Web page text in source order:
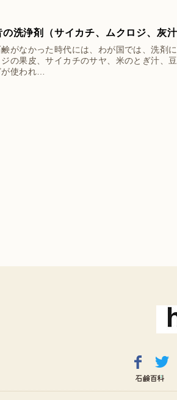
の洗浄剤（サイカチ、ムクロジ、灰
がなかった時代には、わが国では、洗剤
ジの果皮、サイカチのサヤ、米のとぎ汁、
が使われ…